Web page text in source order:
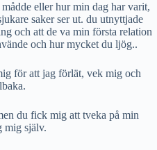
eller hur min dag har varit,
saker ser ut. du utnyttjade
och att de va min första relation
och hur mycket du ljög..
för att jag förlät, vek mig och
du fick mig att tveka på min
mig själv.